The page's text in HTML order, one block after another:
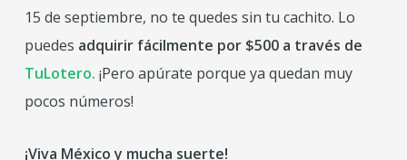
15 de septiembre, no te quedes sin tu cachito. Lo
puedes adquirir fácilmente por $500 a través de
TuLotero. ¡Pero apúrate porque ya quedan muy
pocos números!
¡Viva México y mucha suerte!